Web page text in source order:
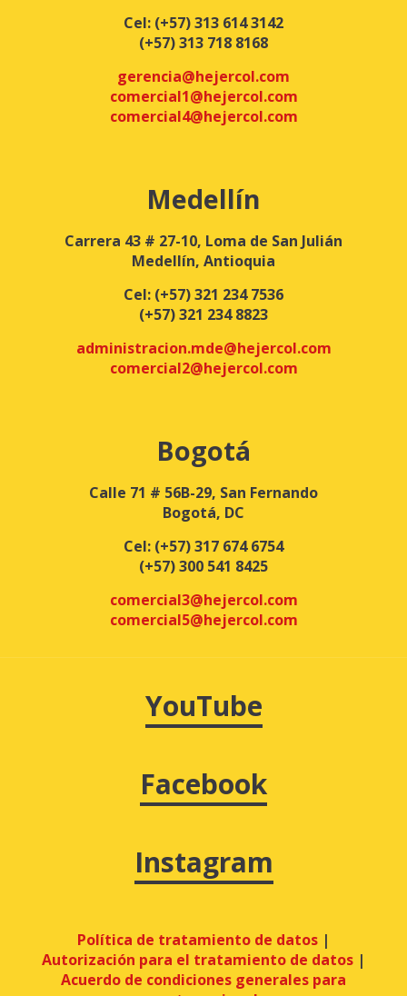
Cel: (+57) 313 614 3142
(+57) 313 718 8168
gerencia@hejercol.com
comercial1@hejercol.com
comercial4@hejercol.com
Medellín
Carrera 43 # 27-10, Loma de San Julián
Medellín, Antioquia
Cel: (+57) 321 234 7536
(+57) 321 234 8823
administracion.mde@hejercol.com
comercial2@hejercol.com
Bogotá
Calle 71 # 56B-29, San Fernando
Bogotá, DC
Cel: (+57) 317 674 6754
(+57) 300 541 8425
comercial3@hejercol.com
comercial5@hejercol.com
YouTube
Facebook
Instagram
Política de tratamiento de datos |
Autorización para el tratamiento de datos |
Acuerdo de condiciones generales para